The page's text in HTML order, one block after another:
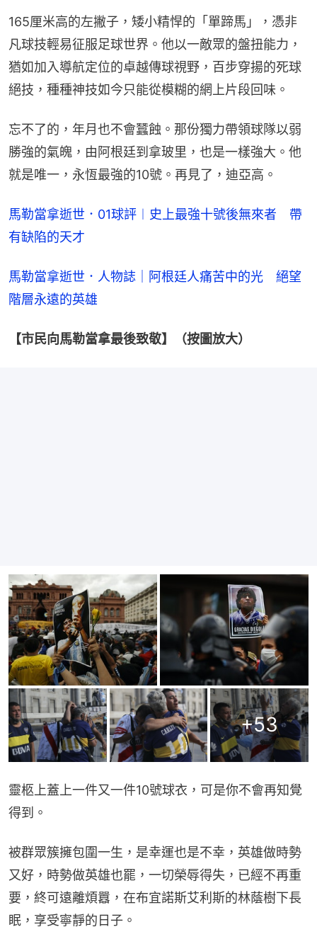
165厘米高的左撇子，矮小精悍的「單蹄馬」，憑非
凡球技輕易征服足球世界。他以一敵眾的盤扭能力，
猶如加入導航定位的卓越傳球視野，百步穿揚的死球
絕技，種種神技如今只能從模糊的網上片段回味。
忘不了的，年月也不會蠶蝕。那份獨力帶領球隊以弱
勝強的氣魄，由阿根廷到拿玻里，也是一樣強大。他
就是唯一，永恆最強的10號。再見了，迪亞高。
馬勒當拿逝世．01球評︱史上最強十號後無來者　帶
有缺陷的天才
馬勒當拿逝世．人物誌｜阿根廷人痛苦中的光　絕望
階層永遠的英雄
【市民向馬勒當拿最後致敬】（按圖放大）
+53
靈柩上蓋上一件又一件10號球衣，可是你不會再知覺
得到。
被群眾簇擁包圍一生，是幸運也是不幸，英雄做時勢
又好，時勢做英雄也罷，一切榮辱得失，已經不再重
要，終可遠離煩囂，在布宜諾斯艾利斯的林蔭樹下長
眠，享受寧靜的日子。